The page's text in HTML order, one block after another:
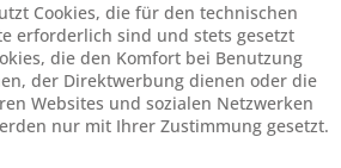
Cookies, die für den technischen
erforderlich sind und stets gesetzt
die den Komfort bei Benutzung
der Direktwerbung dienen oder die
Websites und sozialen Netzwerken
nur mit Ihrer Zustimmung gesetzt.